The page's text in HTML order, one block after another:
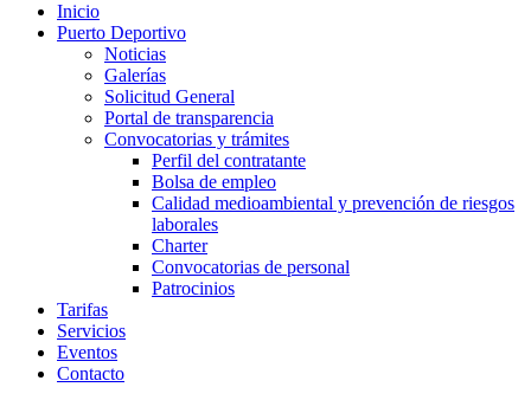
Inicio
Puerto Deportivo
Noticias
Galerías
Solicitud General
Portal de transparencia
Convocatorias y trámites
Perfil del contratante
Bolsa de empleo
Calidad medioambiental y prevención de riesgos
laborales
Charter
Convocatorias de personal
Patrocinios
Tarifas
Servicios
Eventos
Contacto